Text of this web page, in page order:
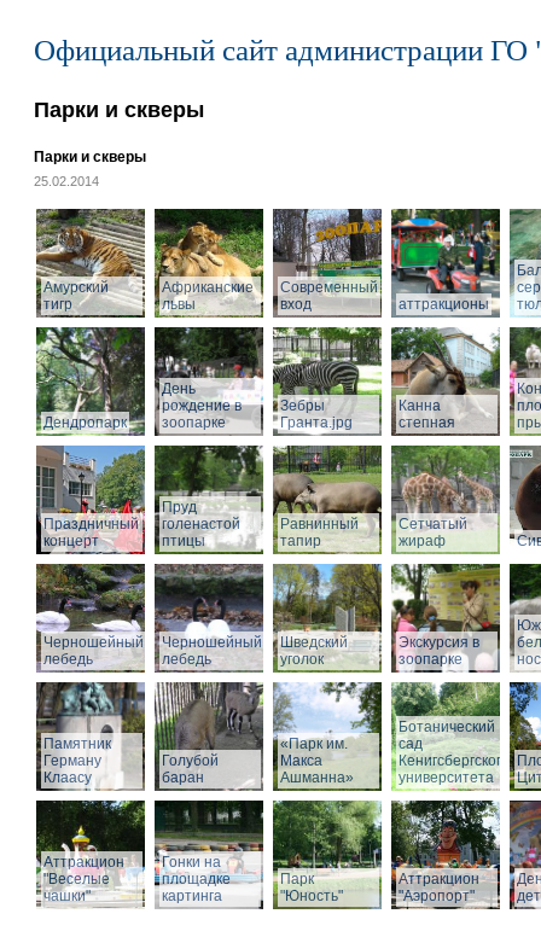
Официальный сайт администрации ГО
Парки и скверы
Парки и скверы
25.02.2014
Амурский
тигр
Африканские
львы
Современный
вход
аттракционы
Дендропарк
День
рождение в
зоопарке
Зебры
Гранта.jpg
Канна
степная
Праздничный
концерт
Пруд
голенастой
птицы
Равнинный
тапир
Сетчатый
жираф
Черношейный
лебедь
Черношейный
лебедь
Шведский
уголок
Экскурсия в
зоопарке
Памятник
Герману
Клаасу
Голубой
баран
«Парк им.
Макса
Ашманна»
Ботанический
сад
Кенигсбергского
университета
Аттракцион
"Веселые
чашки"
Гонки на
площадке
картинга
Парк
"Юность"
Аттракцион
"Аэропорт"